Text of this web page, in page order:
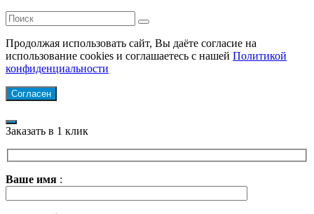
Продолжая использовать сайт, Вы даёте согласие на
использование cookies и соглашаетесь с нашей Политикой
конфиденциальности
Согласен
Заказать в 1 клик
Ваше имя :